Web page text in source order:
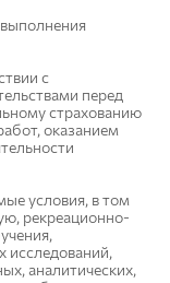
выполнения
с
перед
страхованию
оказанием
условия, в том
рекреационно-
исследований,
аналитических,